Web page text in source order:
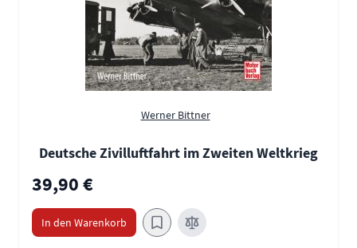
Werner Bittner
Deutsche Zivilluftfahrt im Zweiten Weltkrieg
39,90 €
In den Warenkorb